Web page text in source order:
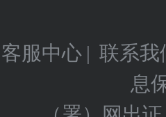
客服中心 | 联系我
息